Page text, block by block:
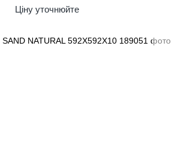
Ціну уточнюйте